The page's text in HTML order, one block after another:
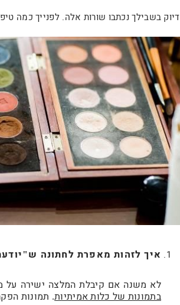
בשבילך נכתבו שורות אלה. לפנייך כמה
איך לזהות מאפרת לחתונה ש "
לא משנה אם קיבלת המלצה ישירה על
בתמונות של כלות אמיתיות. תמונות